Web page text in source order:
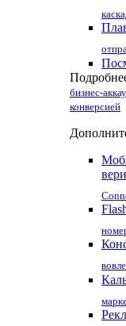
бизнес-
конверсией